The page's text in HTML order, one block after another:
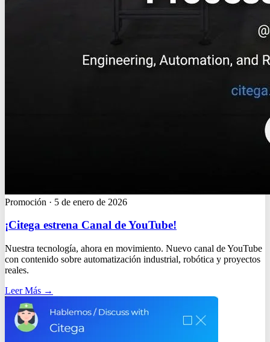
Promoción · 5 de enero de 2026
¡Citega estrena Canal de YouTube!
Nuestra tecnología, ahora en movimiento. Nuevo canal de YouTube
con contenido sobre automatización industrial, robótica y proyectos
reales.
Leer Más →